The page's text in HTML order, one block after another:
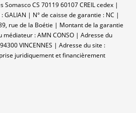
CS 70119 60107 CREIL cedex |
GALIAN | N° de caisse de garantie : NC |
rue de la Boétie | Montant de la garantie
: AMN CONSO | Adresse du
VINCENNES | Adresse du site :
juridiquement et financièrement